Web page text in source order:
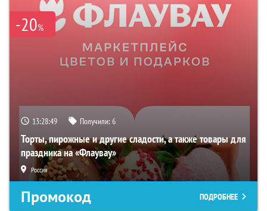
-20%
13:28:48 Получили:6
Торты, пирожные и другие сладости, а также товары для
праздника на «Флаувау»
Россия
Промокод ПОДРОБНЕЕ